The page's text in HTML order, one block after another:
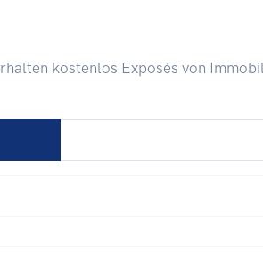
kostenlos Exposés von